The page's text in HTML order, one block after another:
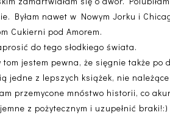
Byłam nawet w Nowym Jorku i
Cukierni pod Amorem.
do tego słodkiego świata.
jestem pewna, że sięgnie także po
jedne z lepszych książek, nie
przemycone mnóstwo historii, co
z pożytecznym i uzupełnić braki!:)